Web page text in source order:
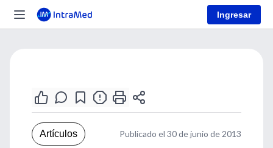
Ingresar
Artículos Publicado el 30 de junio de 2013